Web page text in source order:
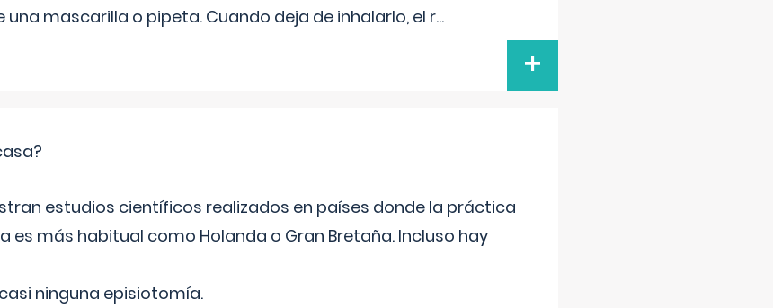
mascarilla o pipeta. Cuando deja de inhalarlo, el r...
+
estudios científicos realizados en países donde la práctica
es más habitual como Holanda o Gran Bretaña. Incluso hay
ninguna episiotomía.